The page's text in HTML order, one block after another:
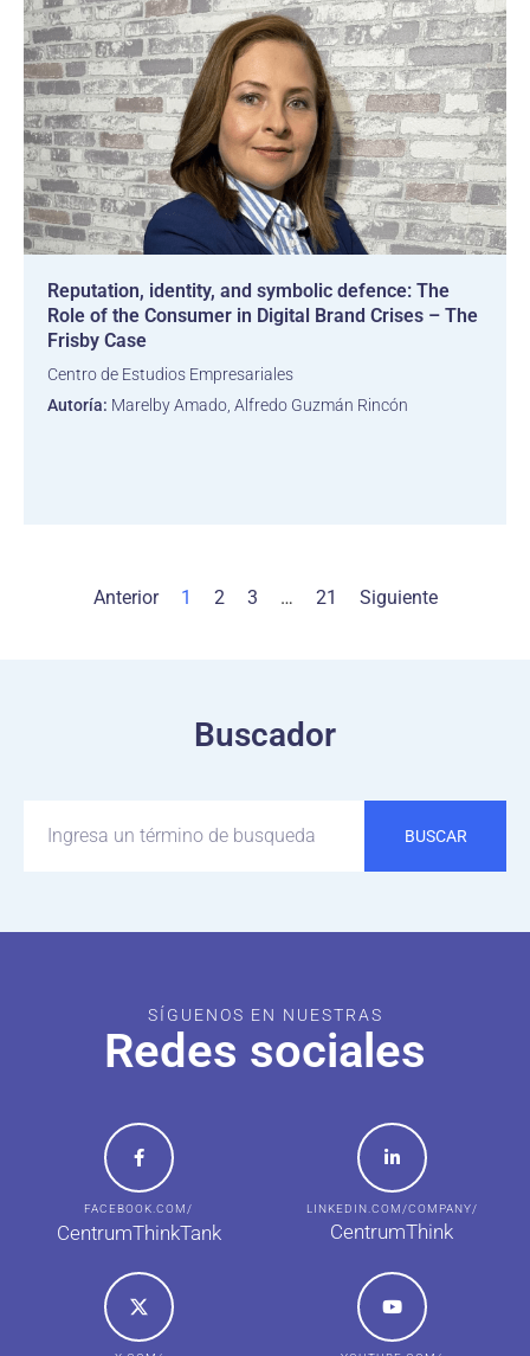
Reputation, identity, and symbolic defence: The
Role of the Consumer in Digital Brand Crises – The
Frisby Case
Centro de Estudios Empresariales
Autoría: Marelby Amado, Alfredo Guzmán Rincón
Anterior 1 2 3 … 21 Siguiente
Buscador
BUSCAR
SÍGUENOS EN NUESTRAS
Redes sociales
FACEBOOK.COM/
CentrumThinkTank
LINKEDIN.COM/COMPANY/
CentrumThink